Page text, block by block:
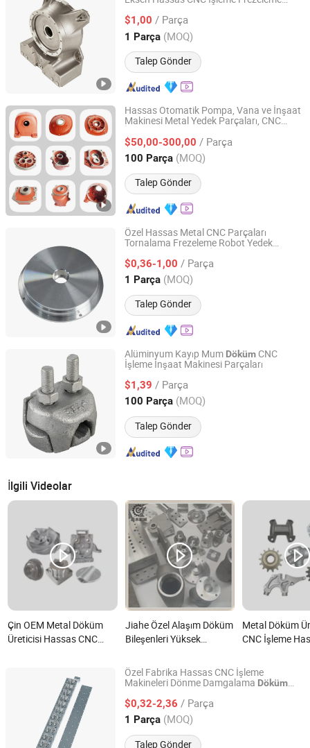
Endüstriyel /Tıbbi Robot Bileşeni
$1,00 / Parça
1 Parça (MOQ)
Talep Gönder
Kunshan Tiesheng Precision Technology Co., Ltd.
Jiangsu, China Fiyat 2025
Hassas Otomatik Pompa, Vana ve İnşaat
Makinesi Metal Yedek Parçaları, CNC
ile Üretilmiştir
$50,00-300,00 / Parça
100 Parça (MOQ)
Talep Gönder
Qingdao Xinchangjin Machinery Co., Ltd
Shandong, China Fiyat 2023
Özel Hassas Metal CNC Parçaları
Tornalama Frezeleme Robot Yedek
Makine Parçaları İşleme Hizmeti
$0,36-1,00 / Parça
1 Parça (MOQ)
Talep Gönder
Dongguan Qijia Precision Technology Co., LTD
Guangdong, China Fiyat 2022
Alüminyum Kayıp Mum Döküm CNC
İşleme İnşaat Makinesi Parçaları
$1,39 / Parça
100 Parça (MOQ)
Talep Gönder
Ningbo Hansheng Machinery Parts Co.,Ltd.
Zhejiang, China Fiyat 2013
İlgili Videolar
Çin OEM Metal Döküm
Üreticisi Hassas CNC
Jiahe Özel Alaşım Döküm
Bileşenleri Yüksek
Demir CNC Hassas
İşleme Yerçekimi Dövme
Döküm Parçası nedir?
Metal Döküm
CNC İşleme
Sektörler için
Özel Fabrika Hassas CNC İşleme
Makineleri Dönme Damgalama Döküm
Yedek Parçaları ile
6061/6063/6082/7075
$0,32-2,36 / Parça
1 Parça (MOQ)
Talep Gönder
Dongguan Qijia Precision Technology Co., LTD
Guangdong, China Fiyat 2022